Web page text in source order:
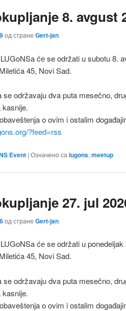
8. avgust
од стране Gert-jan
ćе se održati u subotu 8.
45, Novi Sad.
se održavaju dva puta mesečno,
kasnije.
o ovim i ostalim
?feed=rss
Event | Означено са lugons, meetup
27. jul
од стране Gert-jan
ćе se održati u
45, Novi Sad.
se održavaju dva puta mesečno,
kasnije.
o ovim i ostalim